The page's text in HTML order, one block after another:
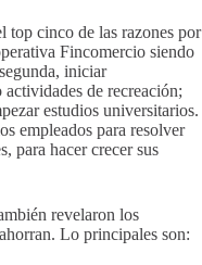
top cinco de las razones por
Fincomercio siendo
iniciar
de recreación;
estudios universitarios.
empleados para resolver
para hacer crecer sus
revelaron los
Lo principales son: